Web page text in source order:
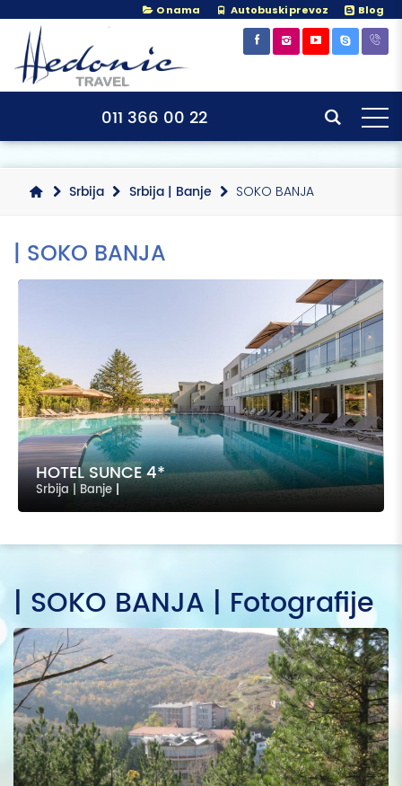
O nama Autobuski prevoz Blog
011 366 00 22
Srbija Srbija | Banje SOKO BANJA
| SOKO BANJA
HOTEL SUNCE 4*
Srbija | Banje|
| SOKO BANJA | Fotografije
×
×